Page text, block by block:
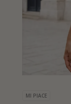
MI PIACE